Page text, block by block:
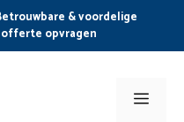
& voordelige
offerte opvragen
Menu